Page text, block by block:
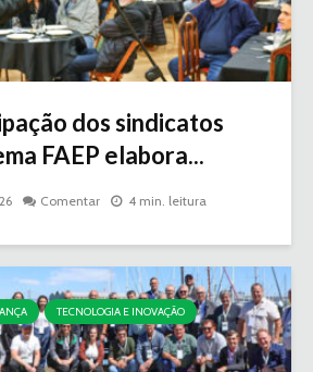
dos sindicatos
FAEP elabora...
Comentar 4 min. leitura
TECNOLOGIA E INOVAÇÃO